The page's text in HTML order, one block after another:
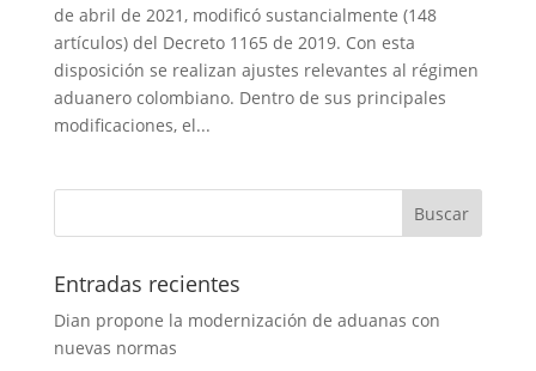
de abril de 2021, modificó sustancialmente (148
artículos) del Decreto 1165 de 2019. Con esta
disposición se realizan ajustes relevantes al régimen
aduanero colombiano. Dentro de sus principales
modificaciones, el...
Entradas recientes
Dian propone la modernización de aduanas con
nuevas normas